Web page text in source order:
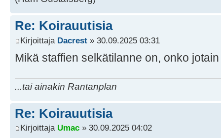
Re: Koirauutisia
Kirjoittaja Dacrest » 30.09.2025 03:31
Mikä staffien selkätilanne on, onko
...tai ainakin Rantanplan
Re: Koirauutisia
Kirjoittaja Umac » 30.09.2025 04:02